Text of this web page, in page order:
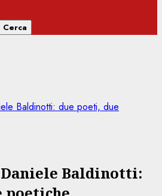
Baldinotti: due poeti, due
Daniele Baldinotti: